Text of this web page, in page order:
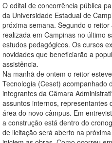
O edital de concorrência pública
da Universidade Estadual de
próxima semana. Segundo o
realizada em Campinas no último
estudos pedagógicos. Os cursos
novidades que beneficiarão a
assistência.
Na manhã de ontem o reitor
Tecnologia (Ceset) acompanhado
integrantes da Câmara
assuntos internos, representantes
área do novo câmpus. Em
a construção está dentro do
de licitação será aberto na